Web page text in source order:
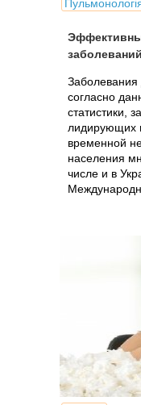
Заболевания
согласно
статистики,
лидирующих
временной
населения
числе и в